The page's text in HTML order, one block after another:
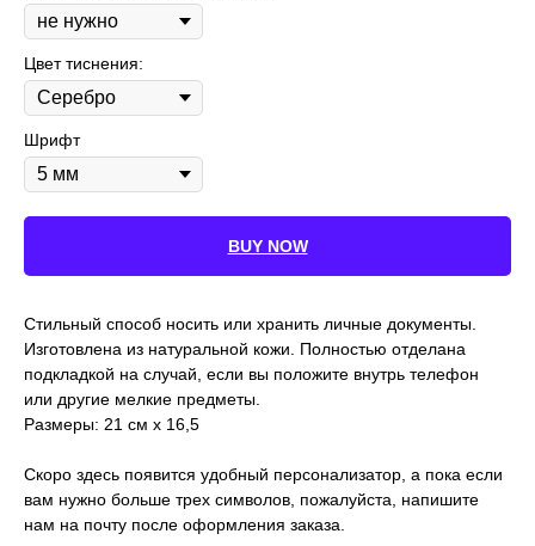
Цвет тиснения:
Шрифт
BUY NOW
Стильный способ носить или хранить личные документы.
Изготовлена ​​из натуральной кожи. Полностью отделана
подкладкой на случай, если вы положите внутрь телефон
или другие мелкие предметы.
Размеры: 21 см x 16,5
Скоро здесь появится удобный персонализатор, а пока если
вам нужно больше трех символов, пожалуйста, напишите
нам на почту после оформления заказа.